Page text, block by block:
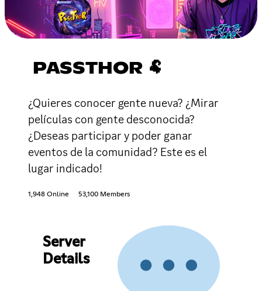
PASSTHOR 🐏
¿Quieres conocer gente nueva? ¿Mirar
películas con gente desconocida?
¿Deseas participar y poder ganar
eventos de la comunidad? Este es el
lugar indicado!
1,948 Online 53,100 Members
Server
Details